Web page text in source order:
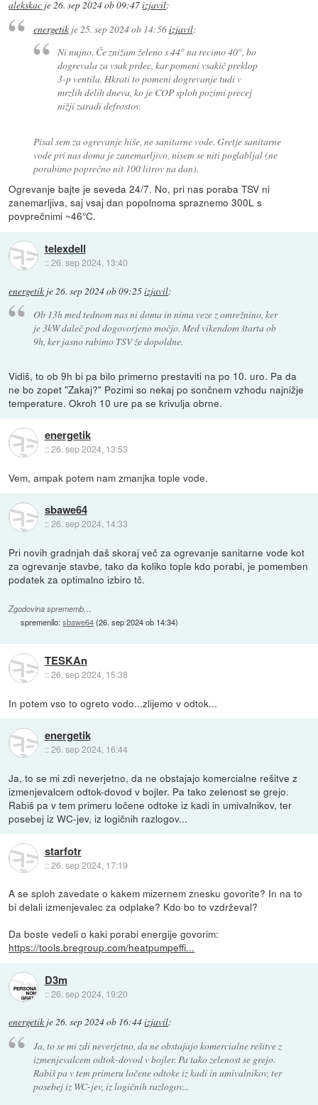
alekskac je26. sep 2024 ob 09:47izjavil:
energetikje 25. sep 2024 ob 14:56izjavil:
Ni nujno. Če znižam želeno s 44° na recimo 40°, bo
dogrevala za vsak prdec, kar pomeni vsakič preklop
3-p ventila. Hkrati to pomeni dogrevanje tudi v
mrzlih delih dneva, ko je COP sploh pozimi precej
nižji zaradi defrostov.
Pisal sem za ogrevanje hiše, ne sanitarne vode. Gretje sanitarne
vode pri nas doma je zanemarljivo, nisem se niti poglabljal (ne
porabimo poprečno nit 100 litrov na dan).
Ogrevanje bajte je seveda 24/7. No, pri nas poraba TSV ni
zanemarljiva, saj vsaj dan popolnoma spraznemo 300L s
povprečnimi ~46°C.
telexdell
::26. sep 2024, 13:40
energetik je 26. sep 2024 ob 09:25izjavil:
Ob 13h med tednom nas ni doma in nima veze z omrežnino, ker
je 3kW daleč pod dogovorjeno močjo. Med vikendom štarta ob
9h, ker jasno rabimo TSV že dopoldne.
Vidiš, to ob 9h bi pa bilo primerno prestaviti na po 10. uro. Pa da
ne bo zopet "Zakaj?" Pozimi so nekaj po sončnem vzhodu najnižje
temperature. Okroh 10 ure pa se krivulja obrne.
energetik
::26. sep 2024, 13:53
Vem, ampak potem nam zmanjka tople vode.
sbawe64
::26. sep 2024, 14:33
Pri novih gradnjah daš skoraj več za ogrevanje sanitarne vode kot
za ogrevanje stavbe, tako da koliko tople kdo porabi, je pomemben
podatek za optimalno izbiro tč.
Zgodovina sprememb…
spremenilo:sbawe64(26. sep 2024 ob 14:34)
TESKAn
::26. sep 2024, 15:38
In potem vso to ogreto vodo...zlijemo v odtok...
energetik
::26. sep 2024, 16:44
Ja, to se mi zdi neverjetno, da ne obstajajo komercialne rešitve z
izmenjevalcem odtok-dovod v bojler. Pa tako zelenost se grejo.
Rabiš pa v tem primeru ločene odtoke iz kadi in umivalnikov, ter
posebej iz WC-jev, iz logičnih razlogov...
starfotr
::26. sep 2024, 17:19
A se sploh zavedate o kakem mizernem znesku govorite? In na to
bi delali izmenjevalec za odplake? Kdo bo to vzdrževal?
Da boste vedeli o kaki porabi energije govorim:
https://tools.bregroup.com/heatpumpeffi...
D3m
::26. sep 2024, 19:20
energetik je26. sep 2024 ob 16:44izjavil:
Ja, to se mi zdi neverjetno, da ne obstajajo komercialne rešitve z
izmenjevalcem odtok-dovod v bojler. Pa tako zelenost se grejo.
Rabiš pa v tem primeru ločene odtoke iz kadi in umivalnikov, ter
posebej iz WC-jev, iz logičnih razlogov...